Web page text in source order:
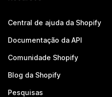
Central de ajuda da Shopify
Documentação da API
Comunidade Shopify
Blog da Shopify
Pesquisas